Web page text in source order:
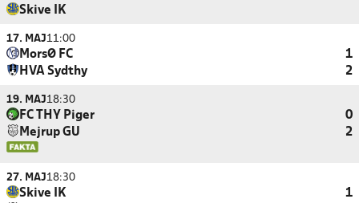
Skive IK
17. MAJ11:00
MorsØ FC
1
HVA Sydthy
2
19. MAJ18:30
FC THY Piger
0
Mejrup GU
2
27. MAJ18:30
Skive IK
1